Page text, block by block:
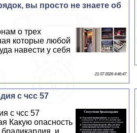
вы просто не знаете об
о трех
которые любой
навести у себя
21 07 2026 4:46:47
с чсс 57
с чсс 57
Какую опасность
и